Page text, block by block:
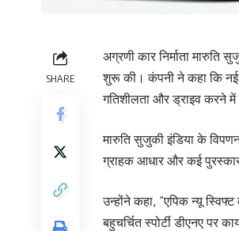
SHARE
अग्रणी कार निर्माता मारुति
शुरू की। कंपनी ने कहा कि नई
गतिशीलता और ड्राइव करने में
मारुति सुजुकी इंडिया के
ग्राहक आधार और कई
उन्होंने कहा, “एपिक न्यू
बहुचर्चित स्पोर्टी डीएनए पर